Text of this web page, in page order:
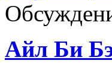
Айл Би